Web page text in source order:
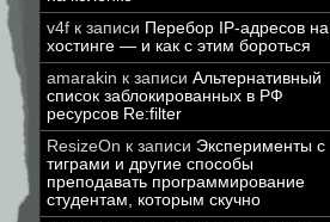
v4f к записи Перебор IP-адресов на
хостинге — и как с этим бороться
amarakin к записи Альтернативный
список заблокированных в РФ
ресурсов Re:filter
ResizeOn к записи Эксперименты с
тиграми и другие способы
преподавать программирование
студентам, которым скучно